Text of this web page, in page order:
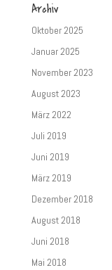
Archiv
Oktober 2025
Januar 2025
November 2023
August 2023
März 2022
Juli 2019
Juni 2019
März 2019
Dezember 2018
August 2018
Juni 2018
Mai 2018